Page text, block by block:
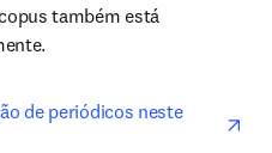
também está
de periódicos neste